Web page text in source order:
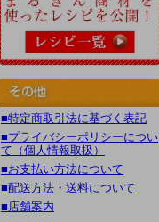
■特定商取引法に基づく表記
■プライバシーポリシーについ
て（個人情報取扱）
■お支払い方法について
■配送方法・送料について
■店舗案内